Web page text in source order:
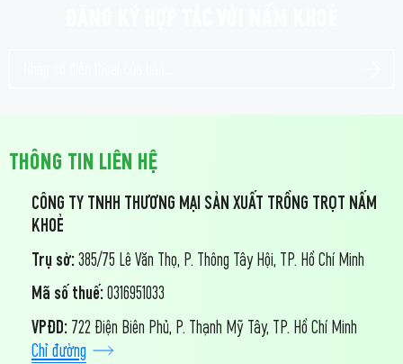
THÔNG TIN LIÊN HỆ
CÔNG TY TNHH THƯƠNG MẠI SẢN XUẤT TRỒNG TRỌT NẤM
KHOẺ
Trụ sở:385/75 Lê Văn Thọ, P. Thông Tây Hội, TP. Hồ Chí Minh
Mã số thuế:0316951033
VPĐD: 722 Điện Biên Phủ, P. Thạnh Mỹ Tây, TP. Hồ Chí Minh
Chỉ đường